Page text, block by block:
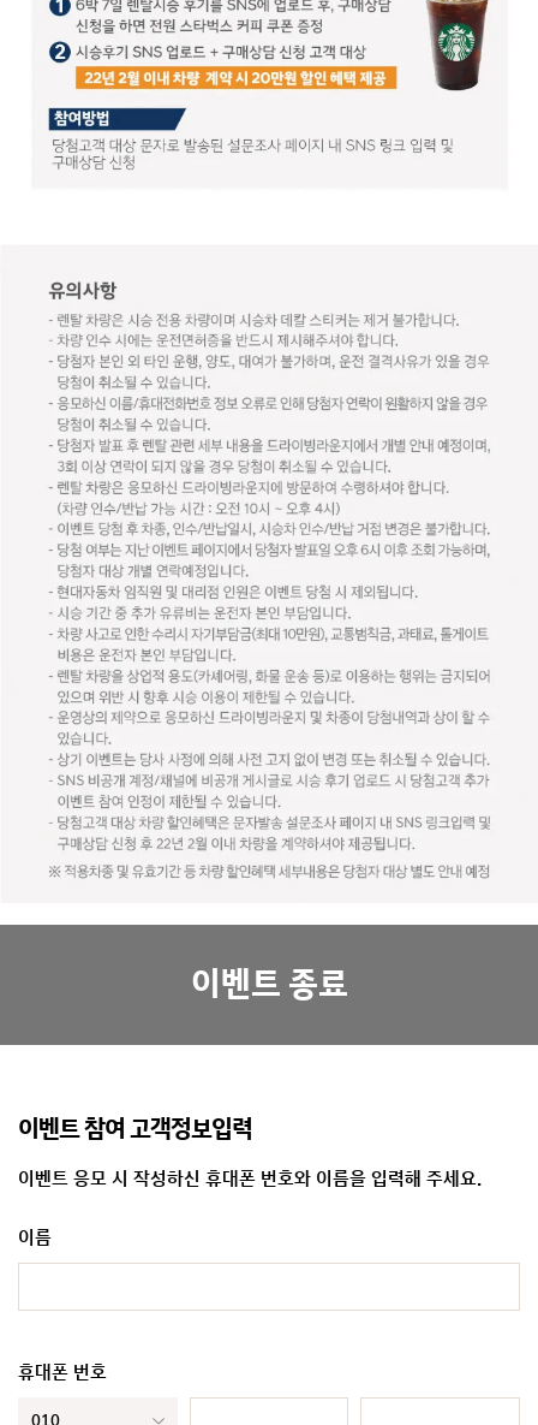
이벤트 종료
이벤트 참여 고객정보입력
이벤트 응모 시 작성하신 휴대폰 번호와 이름을 입력해 주세요.
이름
휴대폰 번호